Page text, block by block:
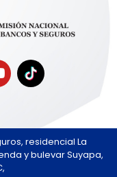
residencial La
y bulevar Suyapa,